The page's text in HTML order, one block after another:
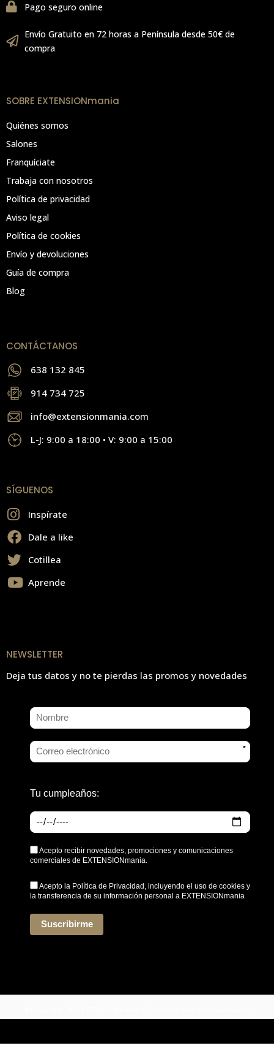
Pago seguro online
Envío Gratuito en 72 horas a Península desde 50€ de
compra
SOBRE EXTENSIONmania
Quiénes somos
Salones
Franquíciate
Trabaja con nosotros
Política de privacidad
Aviso legal
Política de cookies
Envío y devoluciones
Guía de compra
Blog
CONTÁCTANOS
638 132 845
914 734 725
info@extensionmania.com
L-J: 9:00 a 18:00 • V: 9:00 a 15:00
SÍGUENOS
Inspírate
Dale a like
Cotillea
Aprende
NEWSLETTER
Deja tus datos y no te pierdas las promos y novedades
*
Tu cumpleaños:
Acepto recibir novedades, promociones y comunicaciones
comerciales de EXTENSIONmania.
Acepto la Política de Privacidad , incluyendo el uso de cookies y
la transferencia de su información personal a EXTENSIONmania
Suscribirme